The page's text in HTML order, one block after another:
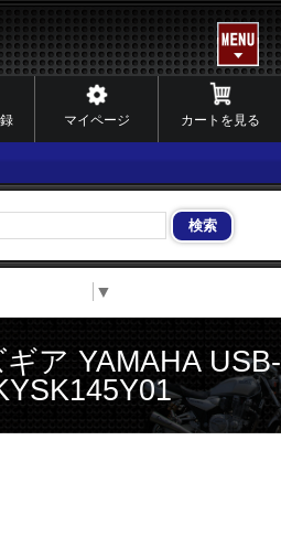
マイページ カートを見る
▼
ア YAMAHA USB-